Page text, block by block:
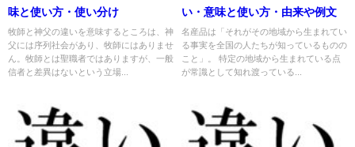
味と使い方・使い分け
牧師と神父の違いを意味するところは、神
父には序列社会があり、牧師にはありませ
ん。牧師とは聖職者ではありますが、一般
信者と差異はないという立場...
い・意味と使い方・由来や例文
名産品は「それがその地域から生まれてい
る事実を全国の人たちが知っているものの
こと」。 特定の地域から生まれている点
が常識として知れ渡っている...